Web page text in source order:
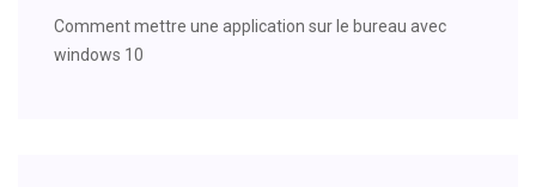
Comment mettre une application sur le bureau avec
windows 10